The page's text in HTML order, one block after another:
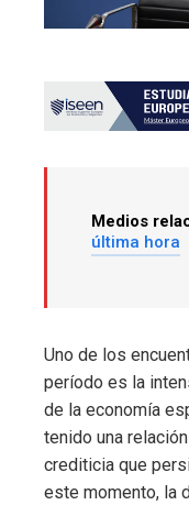
Medios
última hora
Uno de los
período es la
de la economía
tenido una
crediticia que
este momento, la